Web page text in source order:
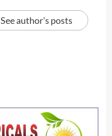
See author's posts